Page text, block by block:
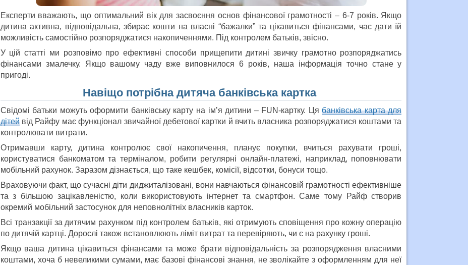
Експерти вважають, що оптимальний вік для засвоєння основ фінансової грамотності – 6-7 років. Якщо
дитина активна, відповідальна, збирає кошти на власні “бажалки” та цікавиться фінансами, час дати їй
можливість самостійно розпоряджатися накопиченнями. Під контролем батьків, звісно.
У цій статті ми розповімо про ефективні способи прищепити дитині звичку грамотно розпоряджатись
фінансами змалечку. Якщо вашому чаду вже виповнилося 6 років, наша інформація точно стане у
пригоді.
Навіщо потрібна дитяча банківська картка
Свідомі батьки можуть оформити банківську карту на імʼя дитини – FUN-картку. Цябанківська карта для
дітейвід Райфу має функціонал звичайної дебетової картки й вчить власника розпоряджатися коштами та
контролювати витрати.
Отримавши карту, дитина контролює свої накопичення, планує покупки, вчиться рахувати гроші,
користуватися банкоматом та терміналом, робити регулярні онлайн-платежі, наприклад, поповнювати
мобільний рахунок. Заразом дізнається, що таке кешбек, комісії, відсотки, бонуси тощо.
Враховуючи факт, що сучасні діти диджиталізовані, вони навчаються фінансовій грамотності ефективніше
та з більшою зацікавленістю, коли використовують інтернет та смартфон. Саме тому Райф створив
окремий мобільний застосунок для неповнолітніх власників карток.
Всі транзакції за дитячим рахунком під контролем батьків, які отримують сповіщення про кожну операцію
по дитячій картці. Дорослі також встановлюють ліміт витрат та перевіряють, чи є на рахунку гроші.
Якщо ваша дитина цікавиться фінансами та може брати відповідальність за розпорядження власними
коштами, хоча б невеликими сумами, має базові фінансові знання, не зволікайте з оформленням для неї